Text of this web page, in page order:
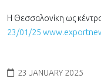
Η Θεσσαλονίκη ως
23/01/25
23 JANUARY 2025